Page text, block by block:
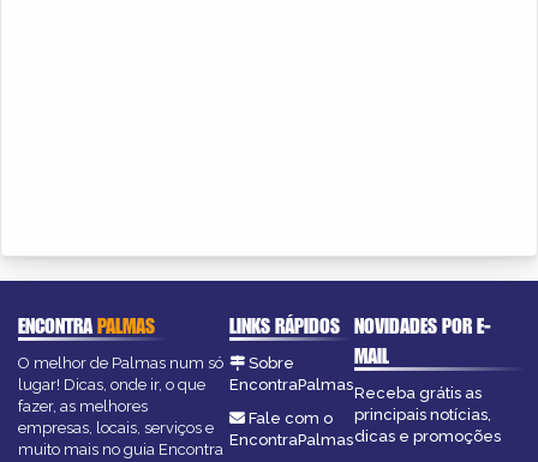
ENCONTRAPALMAS
O melhor de Palmas num só
lugar! Dicas, onde ir, o que
fazer, as melhores
empresas, locais, serviços e
muito mais no guia Encontra
LINKS RÁPIDOS
Sobre
EncontraPalmas
Fale com o
EncontraPalmas
NOVIDADES POR E-
MAIL
Receba grátis as
principais notícias,
dicas e promoções